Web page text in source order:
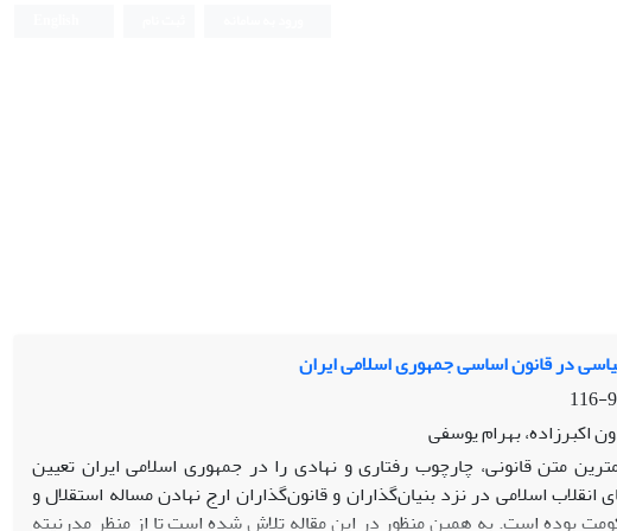
در قانون اساسی جمهوری اسلامی ایران
اکبرزاده، بهرام یوسفی
متن قانونی، چارچوب رفتاری و نهادی را در جمهوری اسلامی ایران تعیین
اسلامی در نزد بنیان‌گذاران و قانون‌گذاران ارج نهادن مساله استقلال و
بوده است. به همین منظور در این مقاله تلاش شده است تا از منظر مدرنیته